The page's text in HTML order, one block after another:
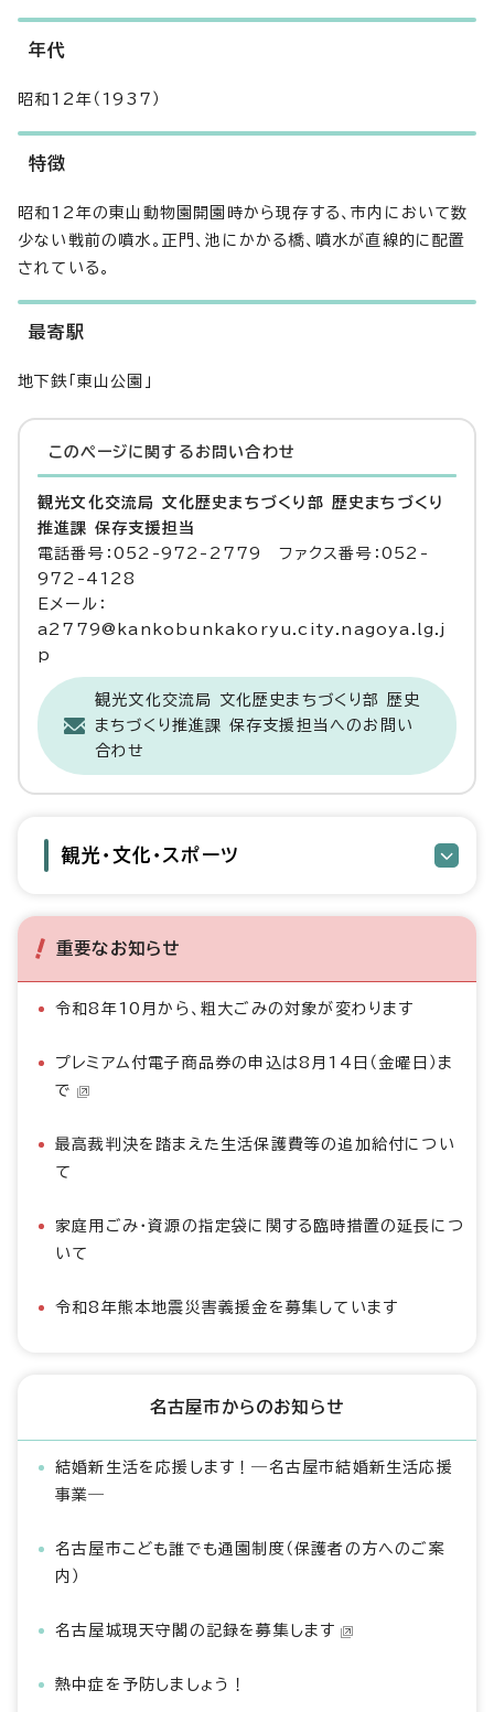
年代
昭和12年（1937）
特徴
昭和12年の東山動物園開園時から現存する、市内において数
少ない戦前の噴水。正門、池にかかる橋、噴水が直線的に配置
されている。
最寄駅
地下鉄「東山公園」
このページに関する お問い合わせ
観光文化交流局 文化歴史まちづくり部 歴史まちづくり
推進課 保存支援担当
電話番号：052-972-2779 ファクス番号：052-
972-4128
Eメール：
a2779@kankobunkakoryu.city.nagoya.lg.j
p
観光文化交流局 文化歴史まちづくり部 歴史
まちづくり推進課 保存支援担当へのお問い
合わせ
観光・文化・スポーツ
重要なお知らせ
令和8年10月から、粗大ごみの対象が変わります
プレミアム付電子商品券の申込は8月14日（金曜日）ま
で
最高裁判決を踏まえた生活保護費等の追加給付につい
て
家庭用ごみ・資源の指定袋に関する臨時措置の延長につ
いて
令和8年熊本地震災害義援金を募集しています
名古屋市からのお知らせ
結婚新生活を応援します！―名古屋市結婚新生活応援
事業―
名古屋市こども誰でも通園制度（保護者の方へのご案
内）
名古屋城現天守閣の記録を募集します
熱中症を予防しましょう！